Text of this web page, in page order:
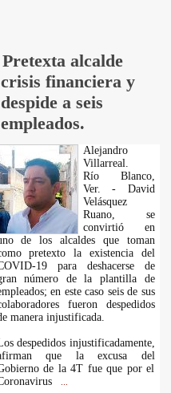
Pretexta alcalde
crisis financiera y
despide a seis
empleados.
Alejandro
Villarreal.
Río Blanco,
Ver. - David
Velásquez
Ruano, se
convirtió en
de los alcaldes que toman
pretexto la existencia del
19 para deshacerse de
número de la plantilla de
en este caso seis de sus
fueron despedidos
manera injustificada.
despedidos injustificadamente,
que la excusa del
de la 4T fue que por el